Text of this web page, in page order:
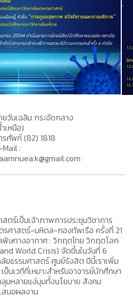
ยวันเฉลิม กระจัดกลาง
เหนือ)
รศัพท์ (82) 1818
:
ตร์เป็นเจ้าภาพการประชุมวิชาการ
ศาสตร์-มหิดล-กองทัพเรือ ครั้งที่ 21
ษทางอากาศ : วิกฤตไทย วิกฤตโลก
World Crisis) จัดขึ้นในวันที่ 6
ธรรมศาสตร์ ศูนย์รังสิต ปีนี้เราเพิ่ม
นเวทีที่เหมาะสำหรับอาจารย์นักศึกษา
มหลายแง่มุมทั้งนโยบาย สังคม
สนอผลงาน